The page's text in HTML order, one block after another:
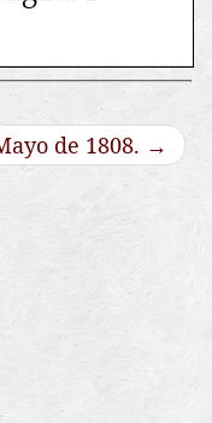
de 1808. →